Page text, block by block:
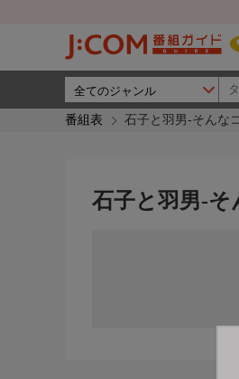
番組表 石子と羽男-そんな
石子と羽男-